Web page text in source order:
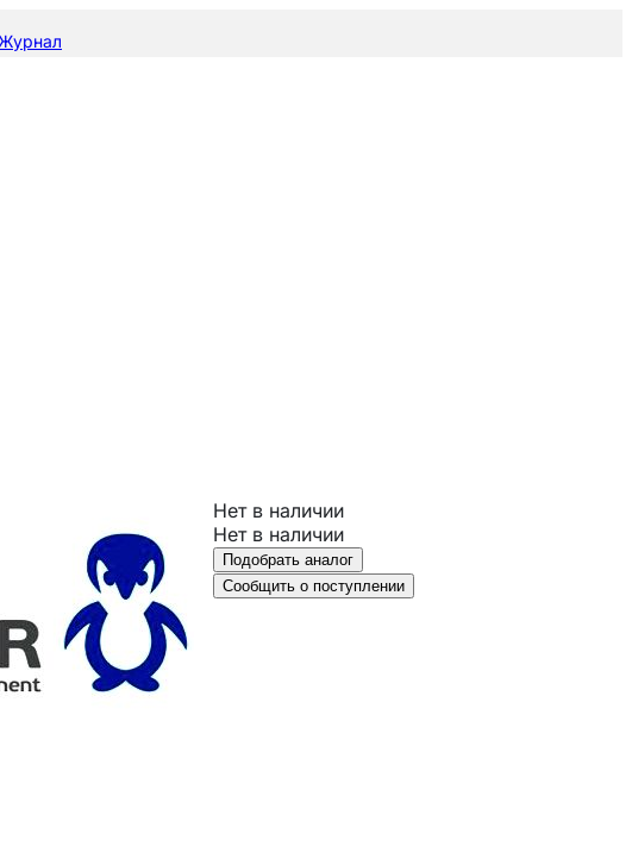
Журнал
Нет в наличии
Нет в наличии
Подобрать аналог
Сообщить о поступлении